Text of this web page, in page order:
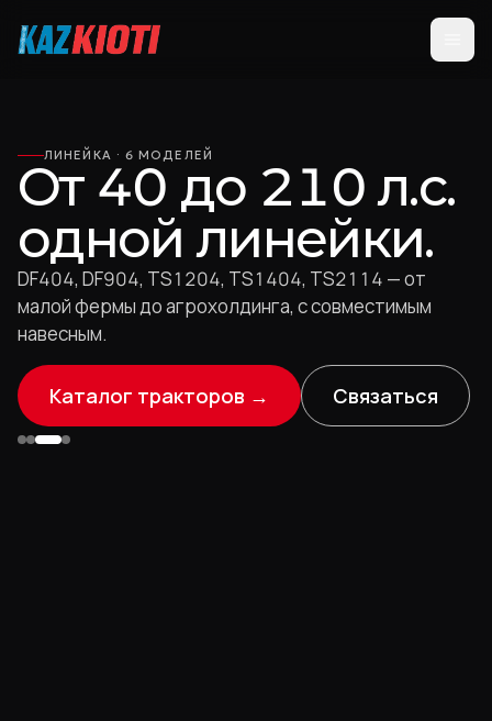
ЛИНЕЙКА · 6 МОДЕЛЕЙ
От 40 до 210 л.с.
одной линейки.
DF404, DF904, TS1204, TS1404, TS2114 — от
малой фермы до агрохолдинга, с совместимым
навесным.
Каталог тракторов → Связаться